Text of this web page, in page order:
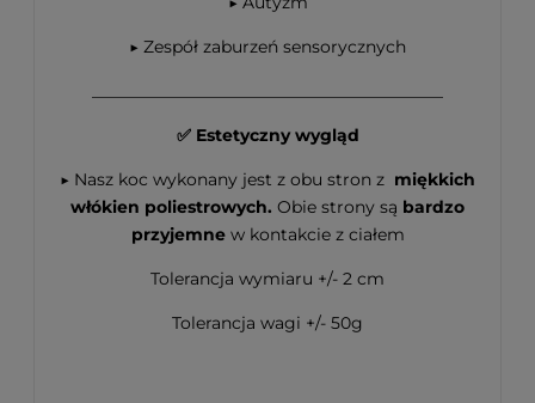
▶ Zespół zaburzeń sensorycznych
✅ Estetyczny wygląd
▶ Nasz koc wykonany jest z obu stron z miękkich
włókien poliestrowych. Obie strony są bardzo
przyjemnew kontakcie z ciałem
Tolerancja wymiaru +/- 2 cm
Tolerancja wagi +/- 50g